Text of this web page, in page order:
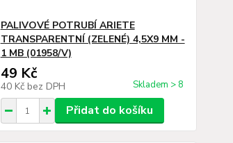
PALIVOVÉ POTRUBÍ ARIETE
TRANSPARENTNÍ (ZELENÉ) 4,5X9 MM -
1 MB (01958/V)
49 Kč
40 Kč bez DPH Skladem > 8
Přidat do košíku